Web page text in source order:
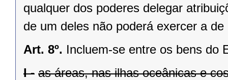
qualquer dos poderes delegar
de um deles não poderá exercer a de
Art. 8º. Incluem-se entre os bens do
I - as áreas, nas ilhas oceânicas e